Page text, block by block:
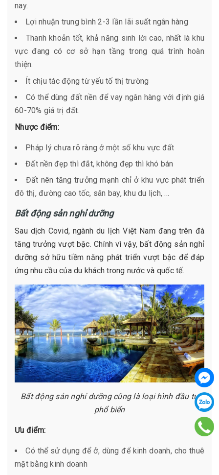
nay.
Lợi nhuận trung bình 2-3 lần lãi suất ngân hàng
Thanh khoản tốt, khả năng sinh lời cao, nhất là khu
vực đang có cơ sở hạn tầng trong quá trình hoàn
thiện.
Ít chịu tác động từ yếu tố thị trường
Có thể dùng đất nền để vay ngân hàng với định giá
60-70% giá trị đất.
Nhược điểm:
Pháp lý chưa rõ ràng ở một số khu vực đất
Đất nền đẹp thì đắt, không đẹp thì khó bán
Đất nên tăng trưởng mạnh chỉ ở khu vực phát triển
đô thị, đường cao tốc, sân bay, khu du lịch, …
Bất động sản nghỉ dưỡng
Sau dịch Covid, ngành du lịch Việt Nam đang trên đà
tăng trưởng vượt bậc. Chính vì vậy, bất động sản nghỉ
dưỡng sở hữu tiềm năng phát triển vượt bậc để đáp
ứng nhu cầu của du khách trong nước và quốc tế.
Bất động sản nghỉ dưỡng cũng là loại hình đầu tư
phổ biến
Ưu điểm:
Có thể sử dụng để ở, dùng để kinh doanh, cho thuê
mặt bằng kinh doanh